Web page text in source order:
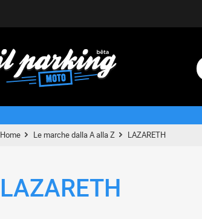
Home Le marche dalla A alla Z LAZARETH
LAZARETH